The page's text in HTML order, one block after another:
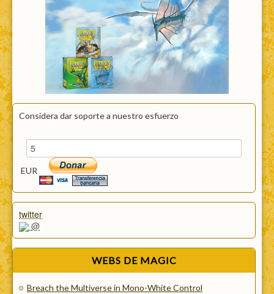
Considera dar soporte a nuestro esfuerzo
EUR
twitter
@
WEBS DE MAGIC
Breach the Multiverse in Mono-White Control